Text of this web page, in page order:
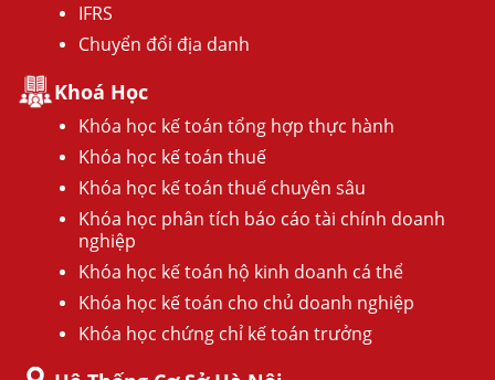
IFRS
Chuyển đổi địa danh
Khoá Học
Khóa học kế toán tổng hợp thực hành
Khóa học kế toán thuế
Khóa học kế toán thuế chuyên sâu
Khóa học phân tích báo cáo tài chính doanh
nghiệp
Khóa học kế toán hộ kinh doanh cá thể
Khóa học kế toán cho chủ doanh nghiệp
Khóa học chứng chỉ kế toán trưởng